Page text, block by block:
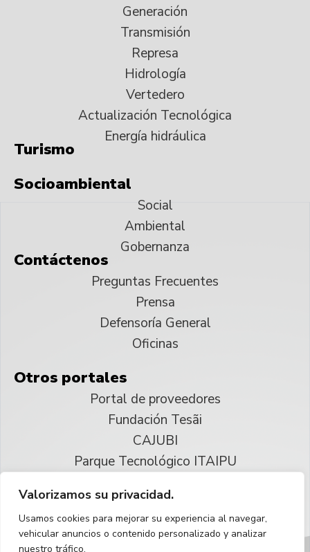
Valorizamos su privacidad.
Usamos cookies para mejorar su experiencia al navegar,
vehicular anuncios o contenido personalizado y analizar
nuestro tráfico.
Generación
Transmisión
Represa
Hidrología
Vertedero
Actualización Tecnológica
Energía hidráulica
Turismo
Socioambiental
Social
Ambiental
Gobernanza
Contáctenos
Preguntas Frecuentes
Prensa
Defensoría General
Oficinas
Otros portales
Portal de proveedores
Fundación Tesãi
CAJUBI
Parque Tecnológico ITAIPU
Reservados todos los derechos